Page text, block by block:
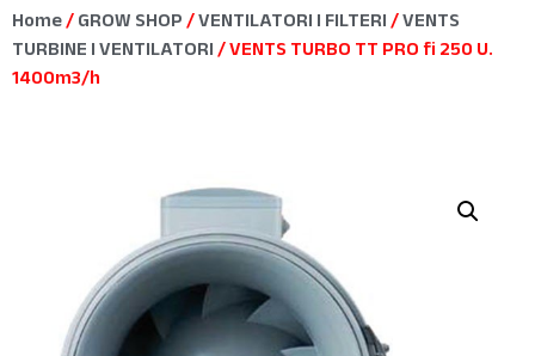
Home / GROW SHOP /VENTILATORI I FILTERI /VENTS
TURBINE I VENTILATORI / VENTS TURBO TT PRO fi 250 U.
1400m3/h